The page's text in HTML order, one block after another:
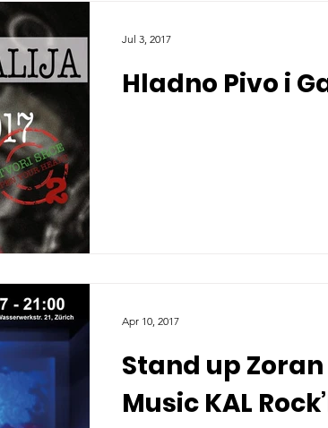
Hladno Pivo i
Jul 3, 2017
Stand up Zoran
Music KAL
Apr 10, 2017